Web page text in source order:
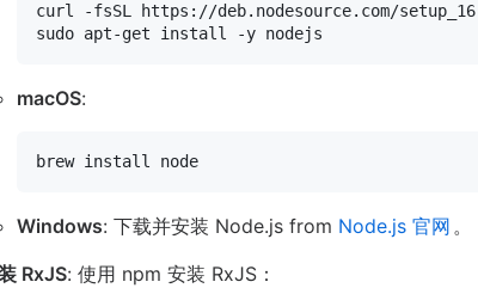
curl -fsSL https://deb.nodesource.com/
sudo
macOS:
Windows: 下载并安装 Node.js from Node.js 官网 。
RxJS: 使用 npm 安装 RxJS：